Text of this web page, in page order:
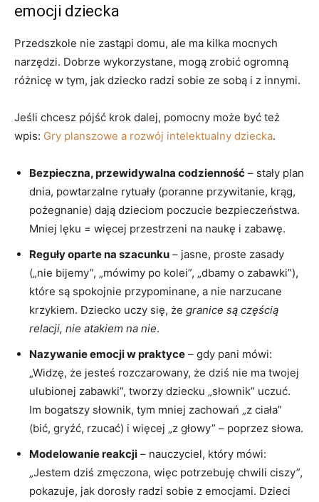
emocji dziecka
Przedszkole nie zastąpi domu, ale ma kilka mocnych
narzędzi. Dobrze wykorzystane, mogą zrobić ogromną
różnicę w tym, jak dziecko radzi sobie ze sobą i z innymi.
Jeśli chcesz pójść krok dalej, pomocny może być też
wpis: Gry planszowe a rozwój intelektualny dziecka.
Bezpieczna, przewidywalna codzienność – stały plan
dnia, powtarzalne rytuały (poranne przywitanie, krąg,
pożegnanie) dają dzieciom poczucie bezpieczeństwa.
Mniej lęku = więcej przestrzeni na naukę i zabawę.
Reguły oparte na szacunku – jasne, proste zasady
(„nie bijemy”, „mówimy po kolei”, „dbamy o zabawki”),
które są spokojnie przypominane, a nie narzucane
krzykiem. Dziecko uczy się, że granice są częścią
relacji, nie atakiem na nie.
Nazywanie emocji w praktyce – gdy pani mówi:
„Widzę, że jesteś rozczarowany, że dziś nie ma twojej
ulubionej zabawki”, tworzy dziecku „słownik” uczuć.
Im bogatszy słownik, tym mniej zachowań „z ciała”
(bić, gryźć, rzucać) i więcej „z głowy” – poprzez słowa.
Modelowanie reakcji – nauczyciel, który mówi:
„Jestem dziś zmęczona, więc potrzebuję chwili ciszy”,
pokazuje, jak dorosły radzi sobie z emocjami. Dzieci